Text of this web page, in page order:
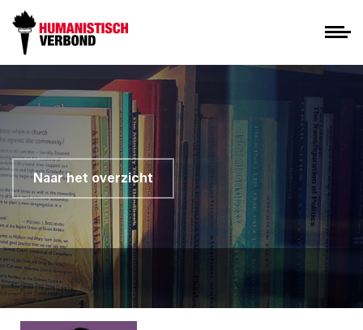
Naar het overzicht